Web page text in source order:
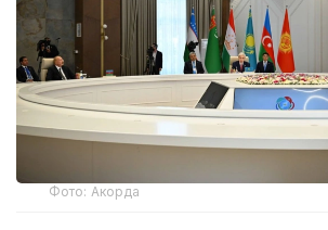
Фото: Акорда